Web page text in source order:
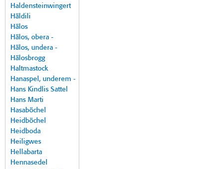
Haldensteinwingert
Häldili
Hälos
Hälos, obera -
Hälos, undera -
Hälosbrogg
Haltmastock
Hanaspel, underem -
Hans Kindlis Sattel
Hans Marti
Hasaböchel
Heidböchel
Heidboda
Heiligwes
Hellabarta
Hennasedel